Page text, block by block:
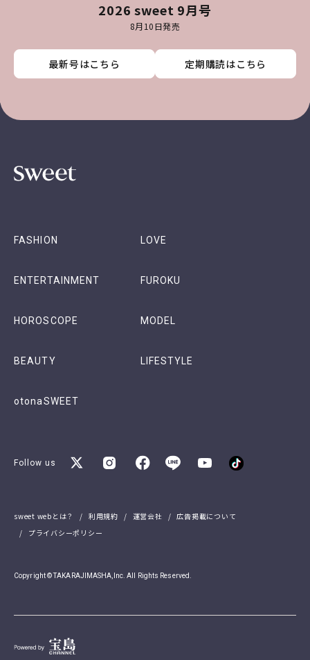
2026 sweet 9月号
8月10日発売
最新号はこちら 定期購読はこちら
最新号はこちら 定期購読はこちら
最新号はこちら 定期購読はこちら
最新号はこちら 定期購読はこちら
FASHION LOVE
ENTERTAINMENT FUROKU
HOROSCOPE MODEL
BEAUTY LIFESTYLE
otonaSWEET
Follow us
sweet webとは？ 利用規約 運営会社
広告掲載について
プライバシーポリシー
Copyright © TAKARAJIMASHA,Inc. All Rights Reserved.